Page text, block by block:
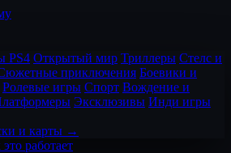
PS4 Открытый мир Триллеры Стелс и
приключения Боевики и
Ролевые игры Спорт Вождение и
Эксклюзивы Инди игры
и карты →
работает